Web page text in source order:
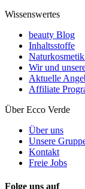
Wissenswertes
beauty Blog
Inhaltsstoffe
Wir und
Aktuelle
Affiliate
Über Ecco Verde
Über uns
Unsere
Kontakt
Freie Jobs
Folge uns auf